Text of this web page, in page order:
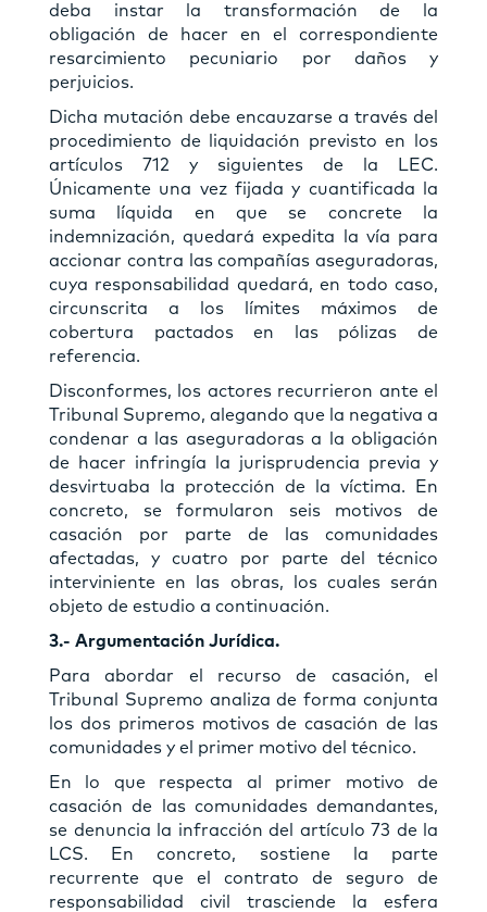
deba instar la transformación de la
obligación de hacer en el correspondiente
resarcimiento pecuniario por daños y
perjuicios.
Dicha mutación debe encauzarse a través del
procedimiento de liquidación previsto en los
artículos 712 y siguientes de la LEC.
Únicamente una vez fijada y cuantificada la
suma líquida en que se concrete la
indemnización, quedará expedita la vía para
accionar contra las compañías aseguradoras,
cuya responsabilidad quedará, en todo caso,
circunscrita a los límites máximos de
cobertura pactados en las pólizas de
referencia.
Disconformes, los actores recurrieron ante el
Tribunal Supremo, alegando que la negativa a
condenar a las aseguradoras a la obligación
de hacer infringía la jurisprudencia previa y
desvirtuaba la protección de la víctima. En
concreto, se formularon seis motivos de
casación por parte de las comunidades
afectadas, y cuatro por parte del técnico
interviniente en las obras, los cuales serán
objeto de estudio a continuación.
3.- Argumentación Jurídica.
Para abordar el recurso de casación, el
Tribunal Supremo analiza de forma conjunta
los dos primeros motivos de casación de las
comunidades y el primer motivo del técnico.
En lo que respecta al primer motivo de
casación de las comunidades demandantes,
se denuncia la infracción del artículo 73 de la
LCS. En concreto, sostiene la parte
recurrente que el contrato de seguro de
responsabilidad civil trasciende la esfera